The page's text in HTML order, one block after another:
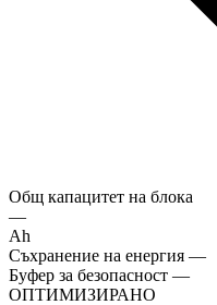
Общ капацитет на блока
—
Ah
Съхранение на енергия —
Буфер за безопасност —
ОПТИМИЗИРАНО